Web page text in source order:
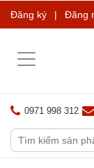
Đăng ký | Đăng
Toggle
0971 998 312